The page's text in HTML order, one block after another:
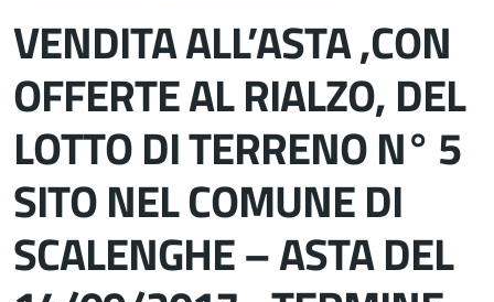
VENDITA ALL’ASTA ,CON
OFFERTE AL RIALZO, DEL
LOTTO DI TERRENO N° 5
SITO NEL COMUNE DI
SCALENGHE – ASTA DEL